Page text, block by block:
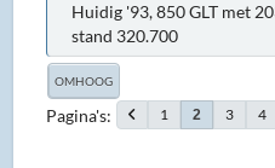
Huidig '93, 850 GLT met
stand 320.700
OMHOOG
Pagina's 1 2 3 4